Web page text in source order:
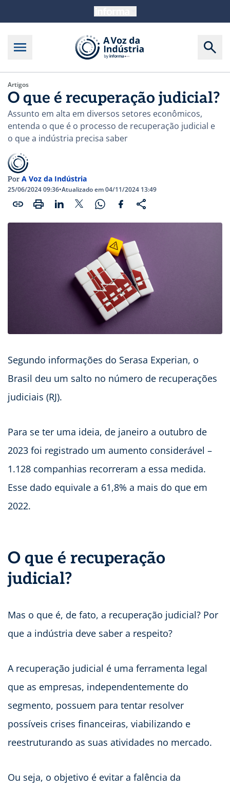
Artigos
O que é recuperação judicial?
Assunto em alta em diversos setores econômicos,
entenda o que é o processo de recuperação judicial e
o que a indústria precisa saber
Por A Voz da Indústria
25/06/2024 09:36•Atualizado em 04/11/2024 13:49
Segundo informações do Serasa Experian, o
Brasil deu um salto no número de recuperações
judiciais (RJ).
Para se ter uma ideia, de janeiro a outubro de
2023 foi registrado um aumento considerável –
1.128 companhias recorreram a essa medida.
Esse dado equivale a 61,8% a mais do que em
2022.
O que é recuperação
judicial?
Mas o que é, de fato, a recuperação judicial? Por
que a indústria deve saber a respeito?
A recuperação judicial é uma ferramenta legal
que as empresas, independentemente do
segmento, possuem para tentar resolver
possíveis crises financeiras, viabilizando e
reestruturando as suas atividades no mercado.
Ou seja, o objetivo é evitar a falência da